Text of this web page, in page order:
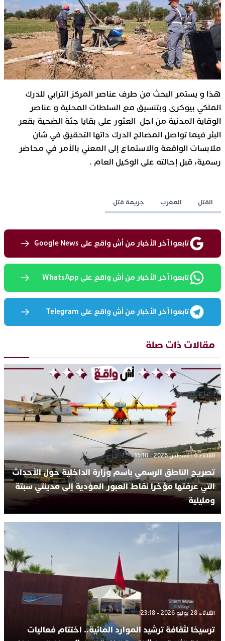
هذا و يستمر البحث من طرف عناصر المركز الترابي للدرك
الملكي بيوكرى وبتنسيق مع السلطات المحلية و عناصر
الوقاية المدنية من اجل العثور على بقايا جثة الضحية بقعر
البئر فيما تواصل المصالح الدرك داتها التحقيق في شأن
ملابسات الواقعة والاستماع إلى المعني بالأمر في محاضر
رسمية، قبل إحالته على الوكيل العام .
القتل المغرب جريمة قتل
تابعوا آخر الأخبار من أش واقع على Google News
تابعوا آخر الأخبار من أش واقع على WhatsApp
تابعوا آخر الأخبار من أش واقع على Telegram
مقالات ذات صلة
الثلاثاء 4 أغسطس 2026 - 15:10
تصريح الناطق الرسمي باسم وزارة الداخلية حول الأحداث
التي عرفتها مؤخرا نقاط العبور المؤدية إلى مدينتي سبتة
ومليلية
الثلاثاء 28 يوليو 2026 - 23:18
ترسيخا لثقافة ترشيد الموارد المائية.. اختتام فعاليات